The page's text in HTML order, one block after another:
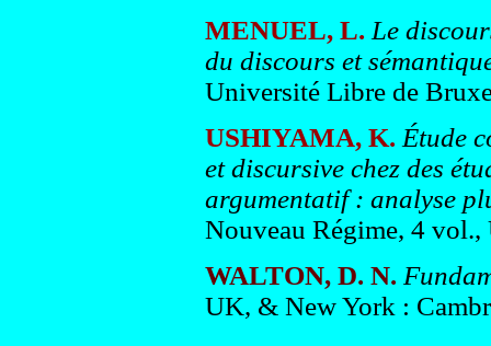
MENUEL, L. Le
du discours et
Université Libre de
USHIYAMA, K. Étude
et discursive chez des
argumentatif : analyse
Nouveau Régime, 4
WALTON, D. N.
UK, & New York :